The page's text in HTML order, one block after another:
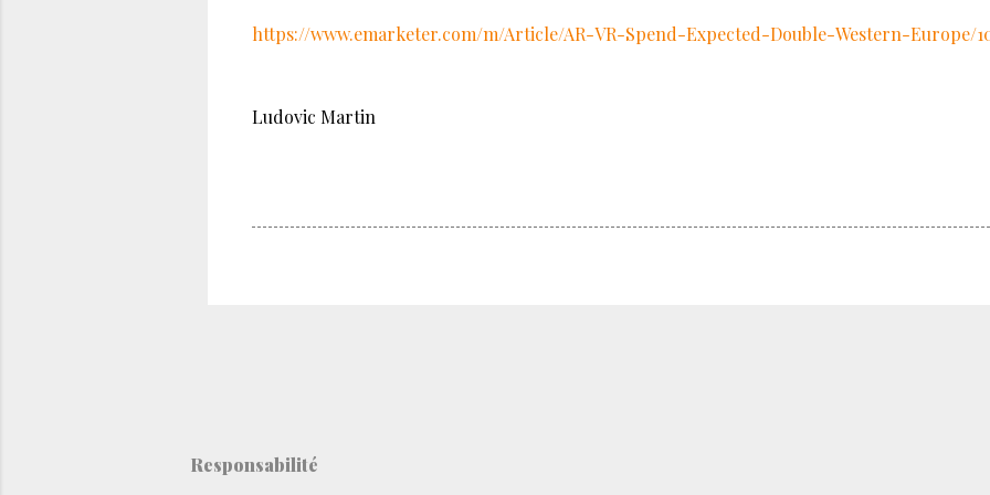
https://www.emarketer.com/m/Article/AR-VR-Spend-Expected-Double-Western-Europe/
Ludovic Martin
Responsabilité